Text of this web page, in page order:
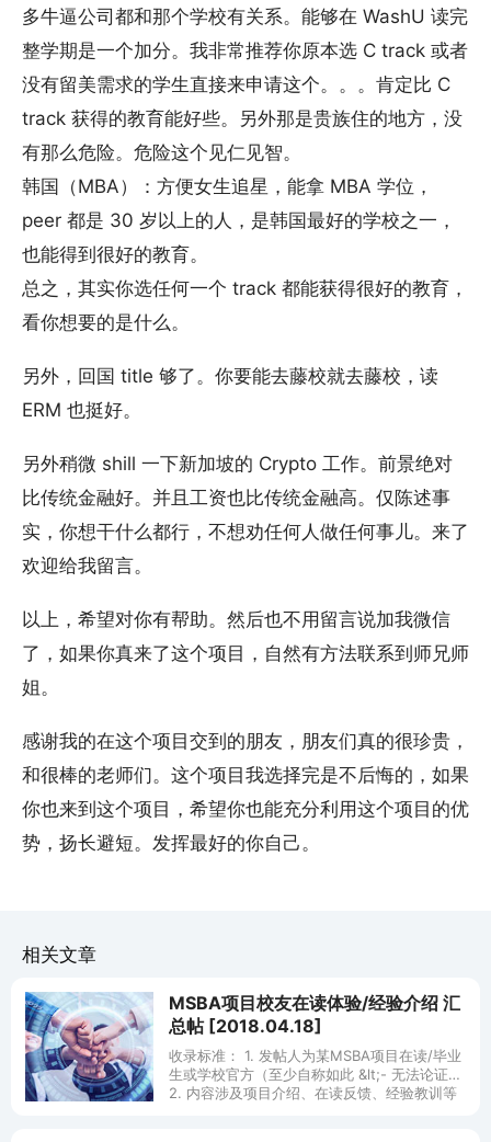
多牛逼公司都和那个学校有关系。能够在 WashU 读完
整学期是一个加分。我非常推荐你原本选 C track 或者
没有留美需求的学生直接来申请这个。。。肯定比 C
track 获得的教育能好些。另外那是贵族住的地方，没
有那么危险。危险这个见仁见智。
韩国（MBA）：方便女生追星，能拿 MBA 学位，
peer 都是 30 岁以上的人，是韩国最好的学校之一，
也能得到很好的教育。
总之，其实你选任何一个 track 都能获得很好的教育，
看你想要的是什么。
另外，回国 title 够了。你要能去藤校就去藤校，读
ERM 也挺好。
另外稍微 shill 一下新加坡的 Crypto 工作。前景绝对
比传统金融好。并且工资也比传统金融高。仅陈述事
实，你想干什么都行，不想劝任何人做任何事儿。来了
欢迎给我留言。
以上，希望对你有帮助。然后也不用留言说加我微信
了，如果你真来了这个项目，自然有方法联系到师兄师
姐。
感谢我的在这个项目交到的朋友，朋友们真的很珍贵，
和很棒的老师们。这个项目我选择完是不后悔的，如果
你也来到这个项目，希望你也能充分利用这个项目的优
势，扬长避短。发挥最好的你自己。
相关文章
MSBA项目校友在读体验/经验介绍 汇
总帖 [2018.04.18]
收录标准： 1. 发帖人为某MSBA项目在读/毕业
生或学校官方（至少自称如此 &lt;- 无法论证）
2. 内容涉及项目介绍、在读反馈、经验教训等